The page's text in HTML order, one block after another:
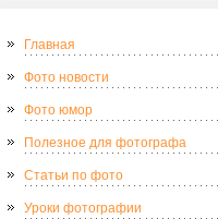
Главная
Фото новости
Фото юмор
Полезное для фотографа
Статьи по фото
Уроки фотографии